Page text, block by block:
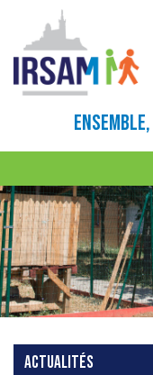
ENSEMBLE,
ACTUALITÉS